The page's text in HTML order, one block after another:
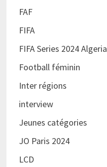
FAF
FIFA
FIFA Series 2024 Algeria
Football féminin
Inter régions
interview
Jeunes catégories
JO Paris 2024
LCD